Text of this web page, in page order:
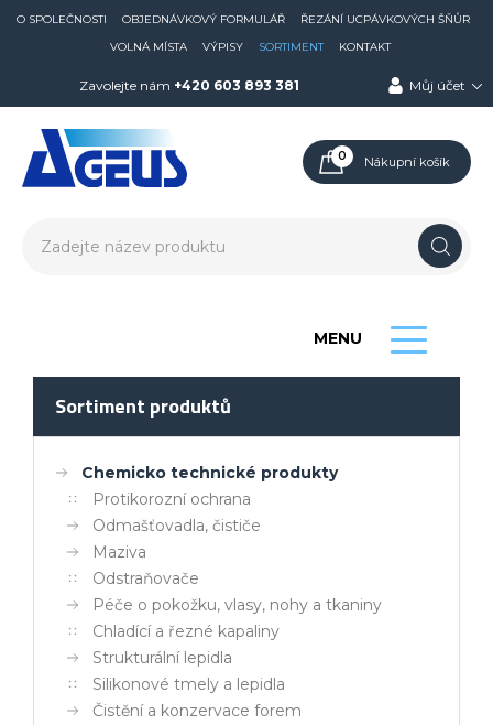
O SPOLEČNOSTI OBJEDNÁVKOVÝ FORMULÁŘ
ŘEZÁNÍ UCPÁVKOVÝCH ŠŇŮR
VOLNÁ MÍSTA
VÝPISY SORTIMENT KONTAKT
Zavolejte nám +420 603 893 381 Můj účet
0 Nákupní košík
MENU
Sortiment produktů
Chemicko technické produkty
Protikorozní ochrana
Odmašťovadla, čističe
Maziva
Odstraňovače
Péče o pokožku, vlasy, nohy a tkaniny
Chladící a řezné kapaliny
Strukturální lepidla
Silikonové tmely a lepidla
Čistění a konzervace forem